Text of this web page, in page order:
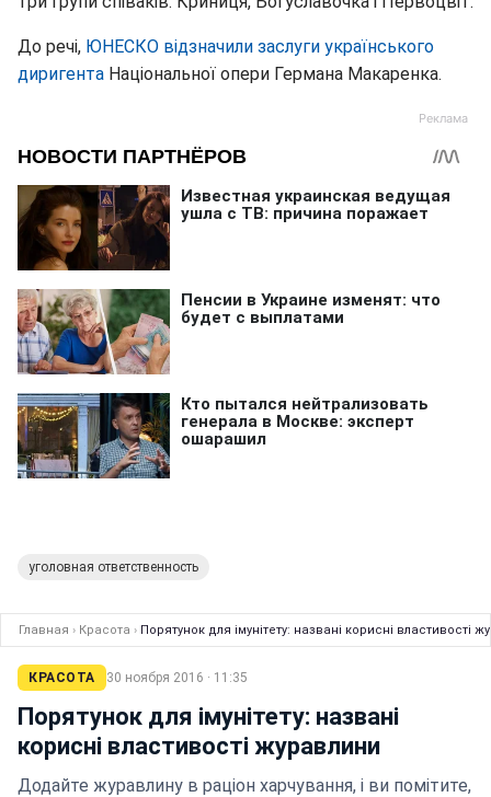
До речі, ЮНЕСКО відзначили заслуги українського
диригента Національної опери Германа Макаренка.
уголовная ответственность
Главная › Красота › Порятунок для імунітету: названі корисні властивості
КРАСОТА 30 ноября 2016 · 11:35
Порятунок для імунітету: названі
корисні властивості журавлини
Додайте журавлину в раціон харчування, і ви помітите,